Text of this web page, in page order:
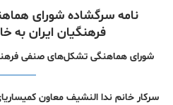
نامه سرگشاده شورای
فرهنگیان ایران به
شورای هماهنگی تشکل‌های صنفی
سرکار خانم ندا النشیف معاون